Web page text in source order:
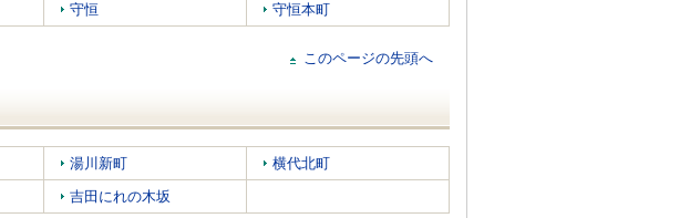
守恒 守恒本町
このページの先頭へ
湯川新町
横代北町
吉田にれの木坂